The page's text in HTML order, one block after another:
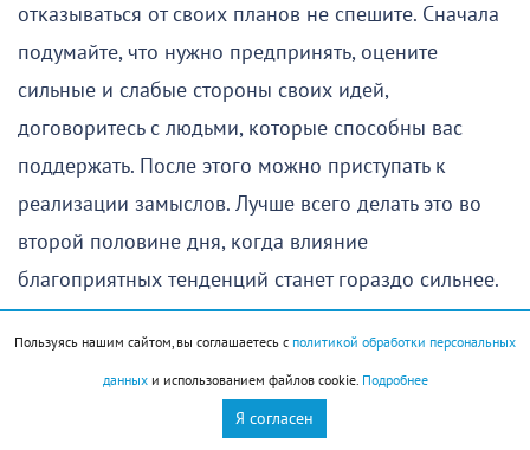
отказываться от своих планов не спешите. Сначала
подумайте, что нужно предпринять, оцените
сильные и слабые стороны своих идей,
договоритесь с людьми, которые способны вас
поддержать. После этого можно приступать к
реализации замыслов. Лучше всего делать это во
второй половине дня, когда влияние
благоприятных тенденций станет гораздо сильнее.
Главной опасностью этого дня может стать ваша
фантазия. Обычно она помогает находить
нестандартные решения, но сейчас способна
Пользуясь нашим сайтом, вы соглашаетесь с политикой обработки персональных
данныхи использованием файлов cookie. Подробнее
Я согласен